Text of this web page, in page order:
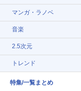
マンガ・ラノベ
音楽
2.5次元
トレンド
特集/一覧まとめ